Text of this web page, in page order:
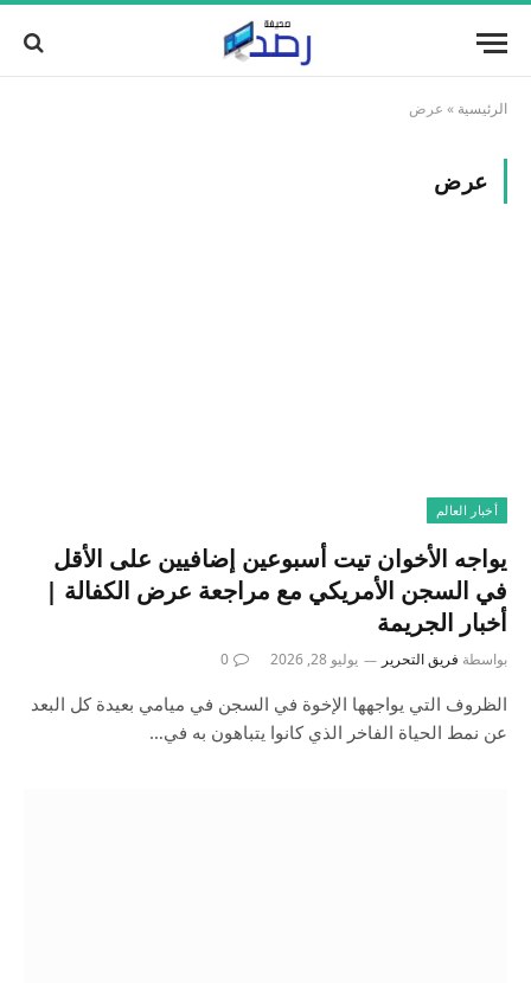
الرئيسية » عرض
عرض
أخبار العالم
يواجه الأخوان تيت أسبوعين إضافيين على الأقل
في السجن الأمريكي مع مراجعة عرض الكفالة |
أخبار الجريمة
بواسطة فريق التحرير يوليو 28, 2026 0
الظروف التي يواجهها الإخوة في السجن في ميامي بعيدة كل البعد
عن نمط الحياة الفاخر الذي كانوا يتباهون به في…